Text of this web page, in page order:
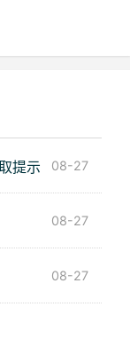
提示 08-27
08-27
08-27